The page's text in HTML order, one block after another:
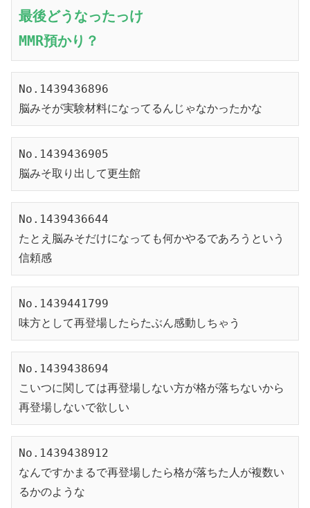
最後どうなったっけ
MMR預かり？
No.1439436896
脳みそが実験材料になってるんじゃなかったかな
No.1439436905
脳みそ取り出して更生館
No.1439436644
たとえ脳みそだけになっても何かやるであろうという
信頼感
No.1439441799
味方として再登場したらたぶん感動しちゃう
No.1439438694
こいつに関しては再登場しない方が格が落ちないから
再登場しないで欲しい
No.1439438912
なんですかまるで再登場したら格が落ちた人が複数い
るかのような